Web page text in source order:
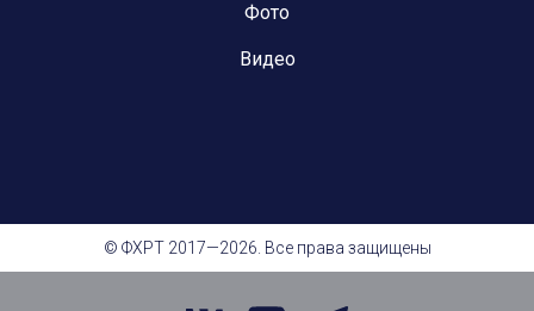
Фото
Видео
© ФХРТ 2017—2026. Все права защищены